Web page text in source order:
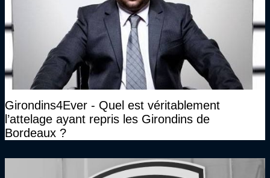
Girondins4Ever - Quel est véritablement
l’attelage ayant repris les Girondins de
Bordeaux ?